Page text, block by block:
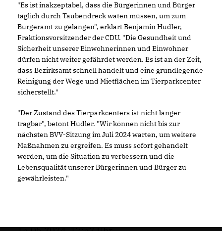
"Es ist inakzeptabel, dass die Bürgerinnen und Bürger
täglich durch Taubendreck waten müssen, um zum
Bürgeramt zu gelangen", erklärt Benjamin Hudler,
Fraktionsvorsitzender der CDU. "Die Gesundheit und
Sicherheit unserer Einwohnerinnen und Einwohner
dürfen nicht weiter gefährdet werden. Es ist an der Zeit,
dass Bezirksamt schnell handelt und eine grundlegende
Reinigung der Wege und Mietflächen im Tierparkcenter
sicherstellt."
"Der Zustand des Tierparkcenters ist nicht länger
tragbar", betont Hudler. "Wir können nicht bis zur
nächsten BVV-Sitzung im Juli 2024 warten, um weitere
Maßnahmen zu ergreifen. Es muss sofort gehandelt
werden, um die Situation zu verbessern und die
Lebensqualität unserer Bürgerinnen und Bürger zu
gewährleisten."